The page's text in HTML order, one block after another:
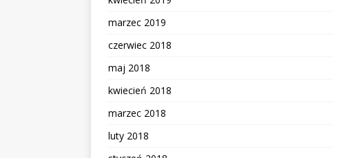
marzec 2019
czerwiec 2018
maj 2018
kwiecień 2018
marzec 2018
luty 2018